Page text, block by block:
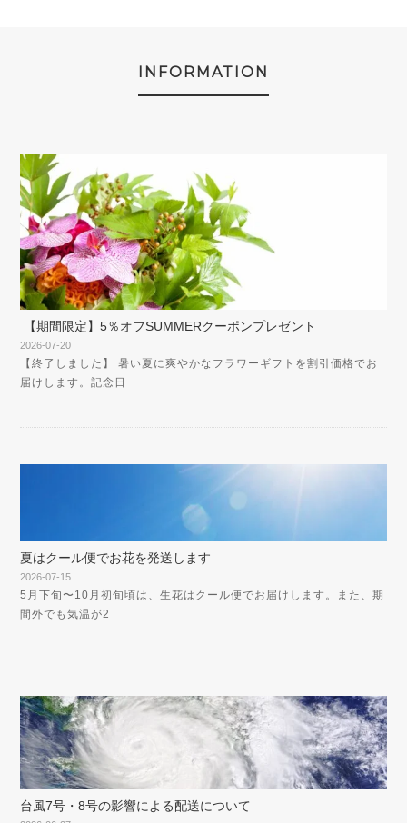
INFORMATION
【期間限定】5％オフSUMMERクーポンプレゼント
2026-07-20
【終了しました】 暑い夏に爽やかなフラワーギフトを割引価格でお
届けします。記念日
夏はクール便でお花を発送します
2026-07-15
5月下旬〜10月初旬頃は、生花はクール便でお届けします。また、期
間外でも気温が2
台風7号・8号の影響による配送について